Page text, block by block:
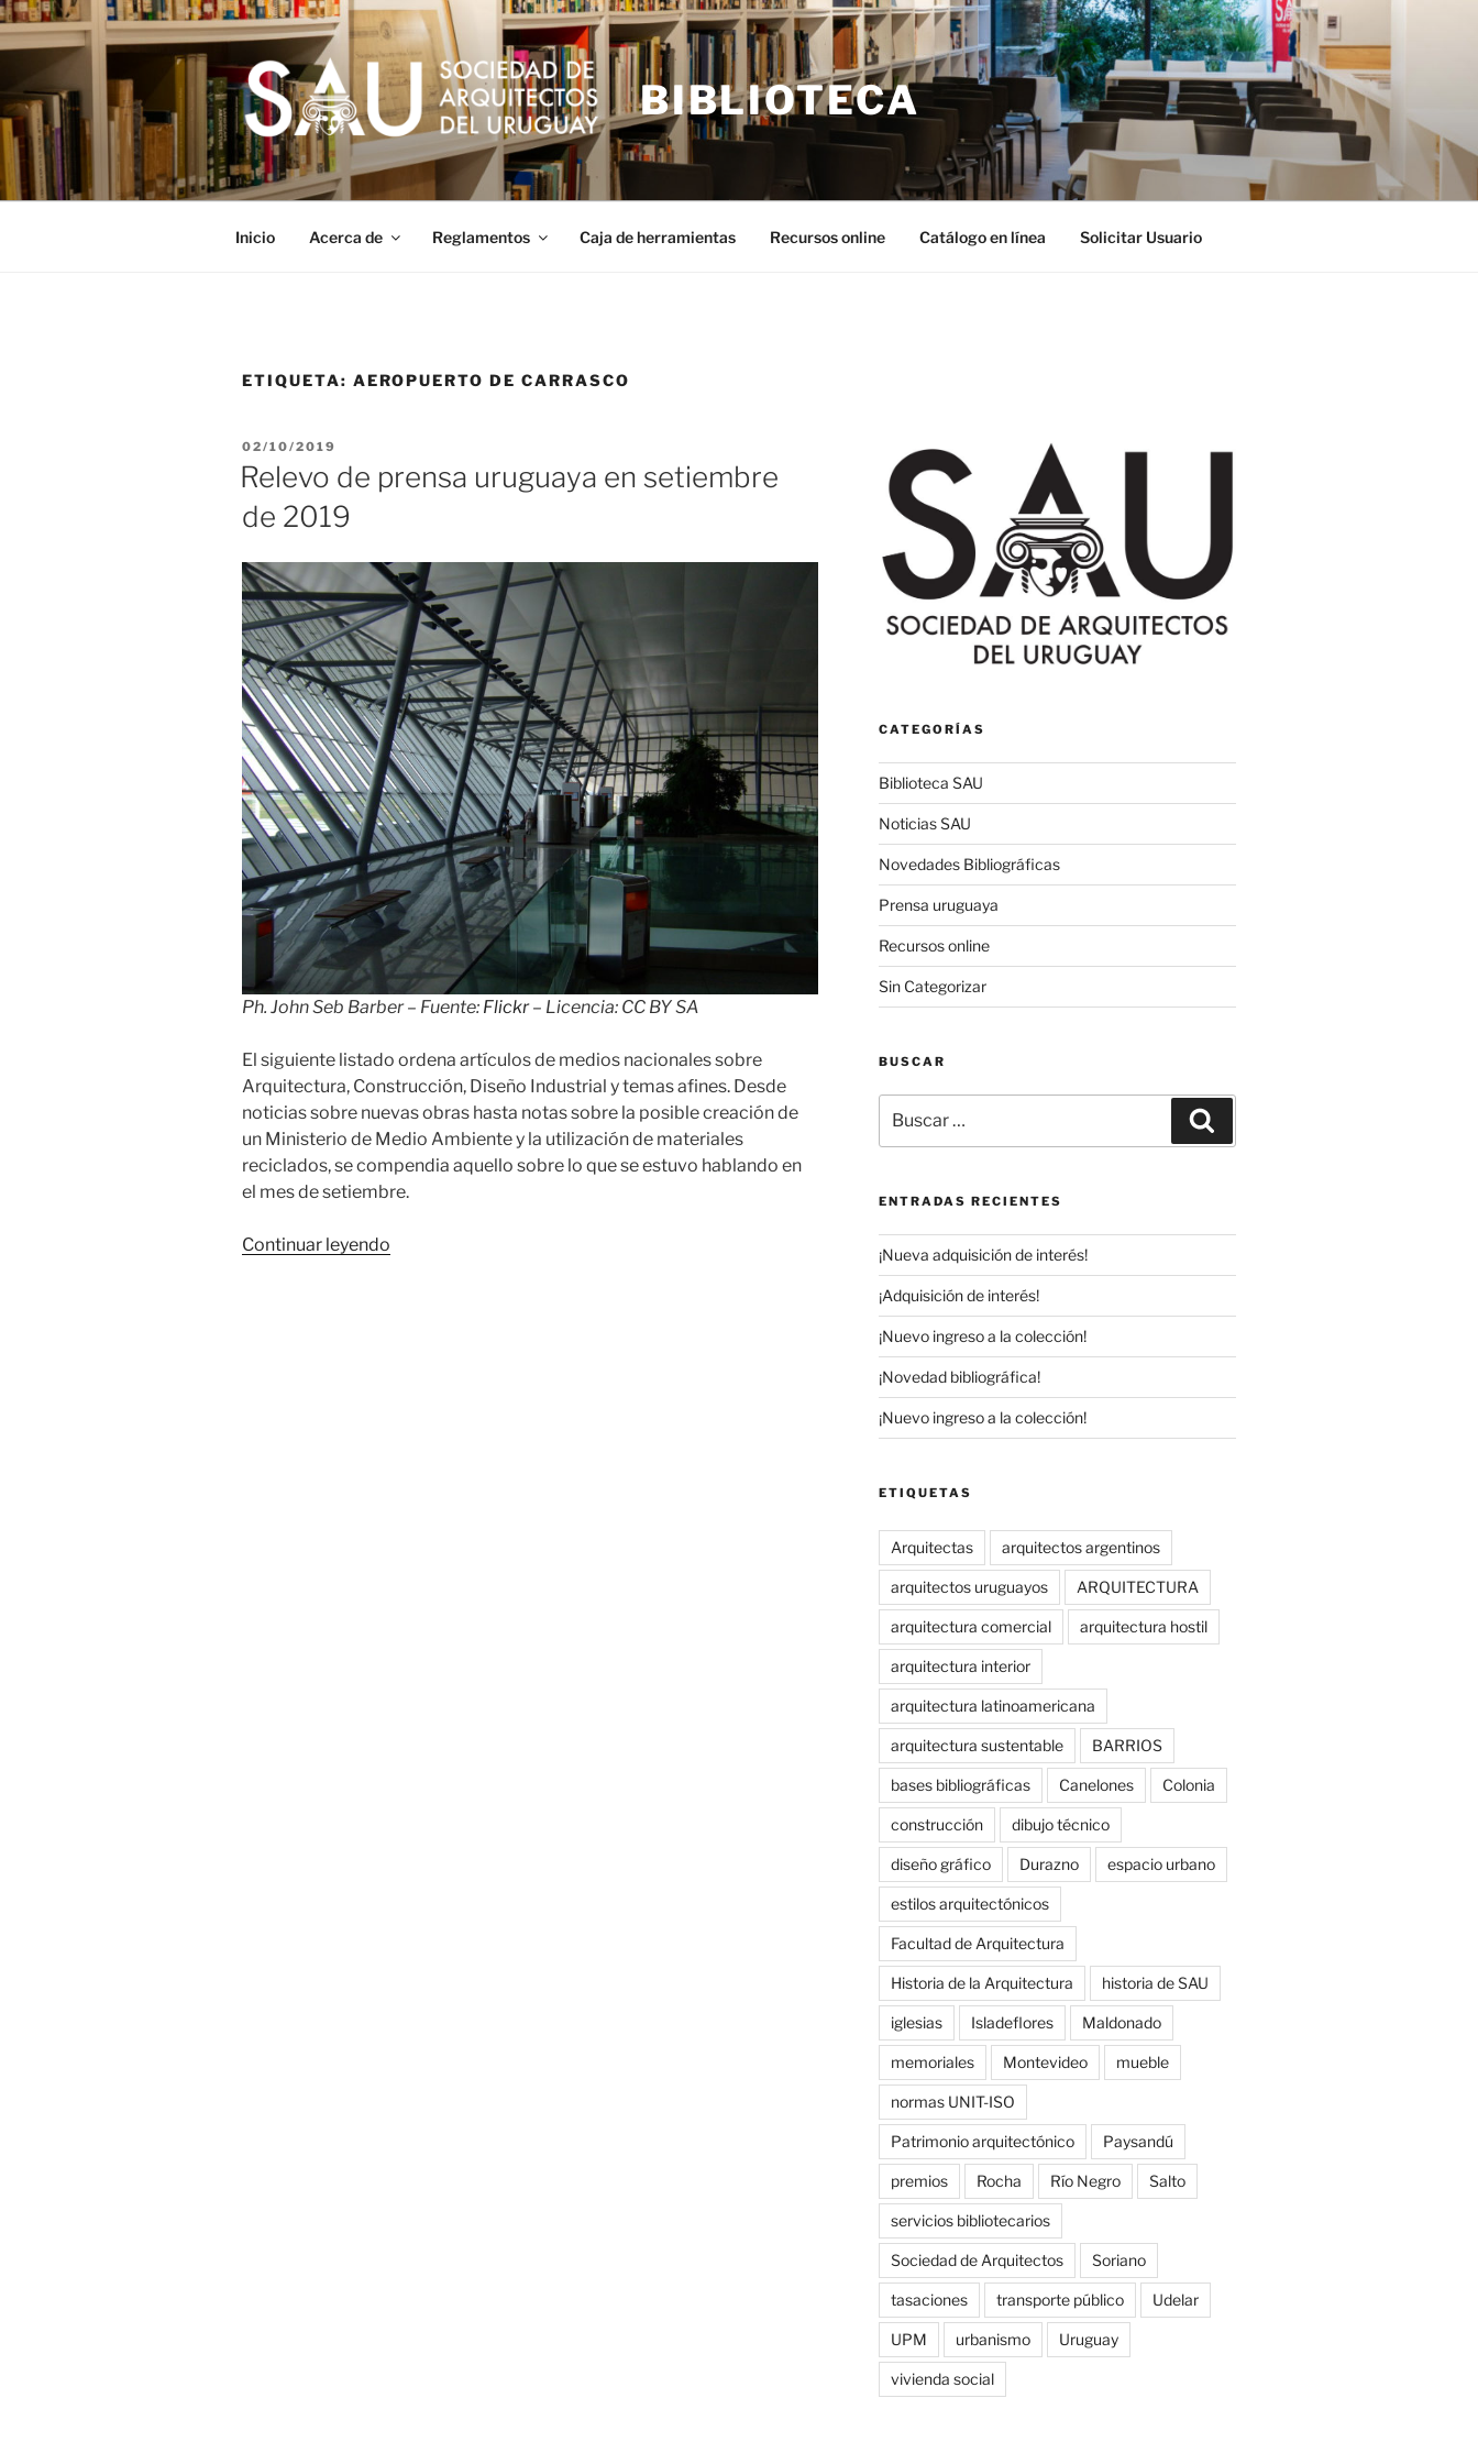
Saltar
al
contenido
BIBLIOTECA
Inicio Acerca de Reglamentos Caja de herramientas Recursos online Catálogo en línea Solicitar Usuario
ETIQUETA: AEROPUERTO DE CARRASCO
PUBLICADO
EL
02/10/2019
Relevo de prensa uruguaya en setiembre
de 2019
Ph. John Seb Barber – Fuente: Flickr– Licencia: CC BY SA
El siguiente listado ordena artículos de medios nacionales sobre
Arquitectura, Construcción, Diseño Industrial y temas afines. Desde
noticias sobre nuevas obras hasta notas sobre la posible creación de
un Ministerio de Medio Ambiente y la utilización de materiales
reciclados, se compendia aquello sobre lo que se estuvo hablando en
el mes de setiembre.
Continuar leyendo
CATEGORÍAS
Biblioteca SAU
Noticias SAU
Novedades Bibliográficas
Prensa uruguaya
Recursos online
Sin Categorizar
BUSCAR
por:
ENTRADAS RECIENTES
¡Nueva adquisición de interés!
¡Adquisición de interés!
¡Nuevo ingreso a la colección!
¡Novedad bibliográfica!
¡Nuevo ingreso a la colección!
ETIQUETAS
Arquitectas arquitectos argentinos
arquitectos uruguayos ARQUITECTURA
arquitectura comercial arquitectura hostil
arquitectura interior
arquitectura latinoamericana
arquitectura sustentable BARRIOS
bases bibliográficas Canelones Colonia
construcción dibujo técnico
diseño gráfico Durazno espacio urbano
estilos arquitectónicos
Facultad de Arquitectura
Historia de la Arquitectura historia de SAU
iglesias Isladeflores Maldonado
memoriales Montevideo mueble
normas UNIT-ISO
Patrimonio arquitectónico Paysandú
premios Rocha Río Negro Salto
servicios bibliotecarios
Sociedad de Arquitectos Soriano
tasaciones transporte público Udelar
UPM urbanismo Uruguay
vivienda social